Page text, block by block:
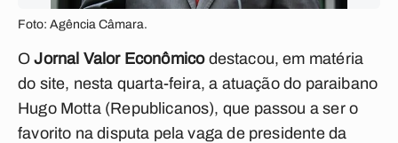
Foto: Agência Câmara.
OJornal Valor Econômico destacou, em matéria
do site, nesta quarta-feira, a atuação do paraibano
Hugo Motta (Republicanos), que passou a ser o
favorito na disputa pela vaga de presidente da